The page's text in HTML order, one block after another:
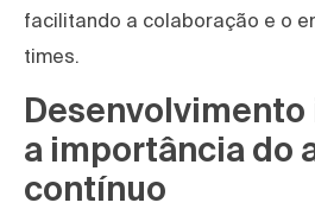
facilitando a colaboração e o
times.
a importância do
contínuo